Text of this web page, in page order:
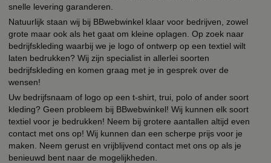
snelle levering garanderen.
Natuurlijk staan wij bij BBwebwinkel klaar voor bedrijven, zowel
grote maar ook als het gaat om kleine oplagen. Op zoek naar
bedrijfskleding waarbij we je logo of ontwerp op een textiel wilt
laten bedrukken? Wij zijn specialist in allerlei soorten
bedrijfskleding en komen graag met je in gesprek over de
wensen!
Uw bedrijfsnaam of logo op een t-shirt, trui, polo of ander soort
kleding? Geen probleem bij BBwebwinkel! Wij kunnen elk soort
textiel voor je bedrukken! Neem bij grotere aantallen altijd even
contact met ons op! Wij kunnen dan een scherpe prijs voor je
maken. Neem gerust en vrijblijvend contact met ons op als je
benieuwd bent naar de mogelijkheden.